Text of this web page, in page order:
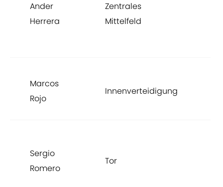
Ander
Herrera
Zentrales
Mittelfeld
Marcos
Rojo
Innenverteidigung
Sergio
Romero
Tor